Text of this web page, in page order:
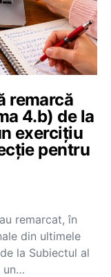
remarcă
4.b) de la
exercițiu
pentru
remarcat, în
din ultimele
la Subiectul al
un…